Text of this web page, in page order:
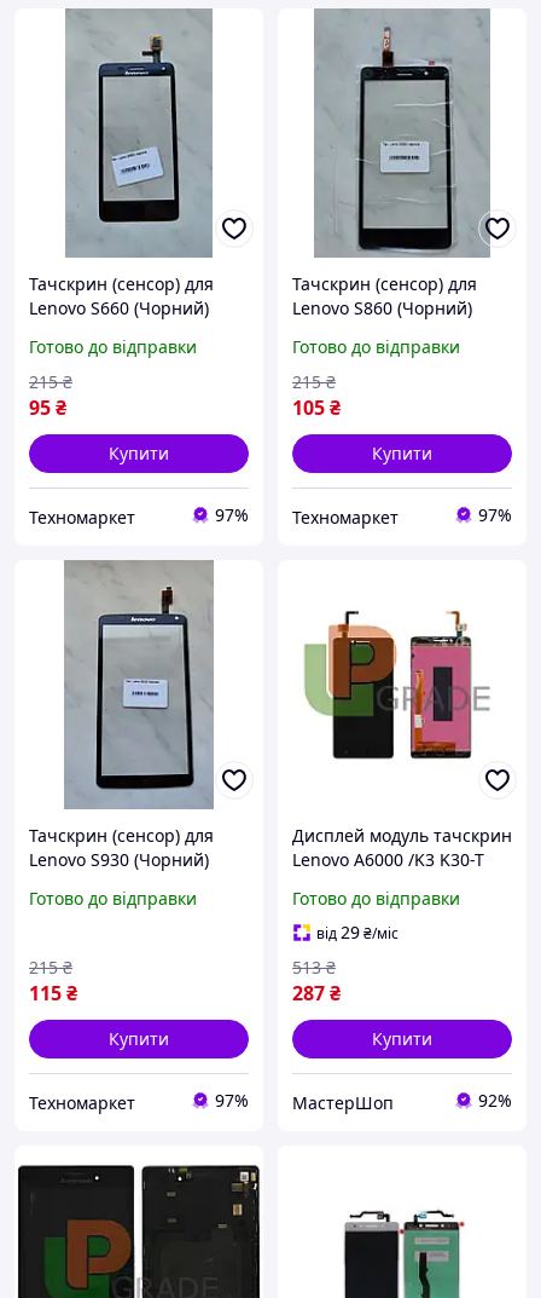
Тачскрин (сенсор) для
Lenovo S660 (Чорний)
Готово до відправки
95₴
215 ₴
Купити
Техномаркет 97%
Тачскрин (сенсор) для
Lenovo S860 (Чорний)
Готово до відправки
105₴
215 ₴
Купити
Техномаркет 97%
Тачскрин (сенсор) для
Lenovo S930 (Чорний)
Готово до відправки
115₴
215 ₴
Купити
Техномаркет 97%
Дисплей модуль тачскрин
Lenovo A6000 /K3 K30-T
Готово до відправки
від29₴/міс
287₴
513 ₴
Купити
МастерШоп 92%